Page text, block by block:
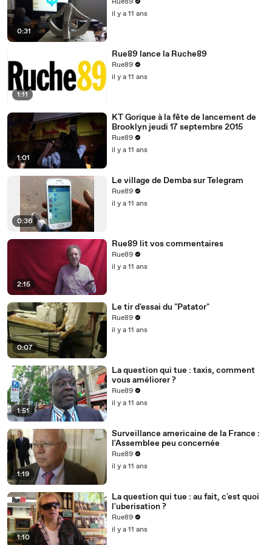
0:31
il y a 11 ans
1:11
Rue89 lance la Ruche89
Rue89
il y a 11 ans
1:01
KT Gorique à la fête de lancement de
Brooklyn jeudi 17 septembre 2015
Rue89
il y a 11 ans
0:36
Le village de Demba sur Telegram
Rue89
il y a 11 ans
2:15
Rue89 lit vos commentaires
Rue89
il y a 11 ans
0:07
Le tir d'essai du "Patator"
Rue89
il y a 11 ans
1:51
La question qui tue : taxis, comment
vous améliorer ?
Rue89
il y a 11 ans
1:19
Surveillance americaine de la France :
l'Assemblee peu concernée
Rue89
il y a 11 ans
1:10
La question qui tue : au fait, c'est quoi
l'uberisation ?
Rue89
il y a 11 ans